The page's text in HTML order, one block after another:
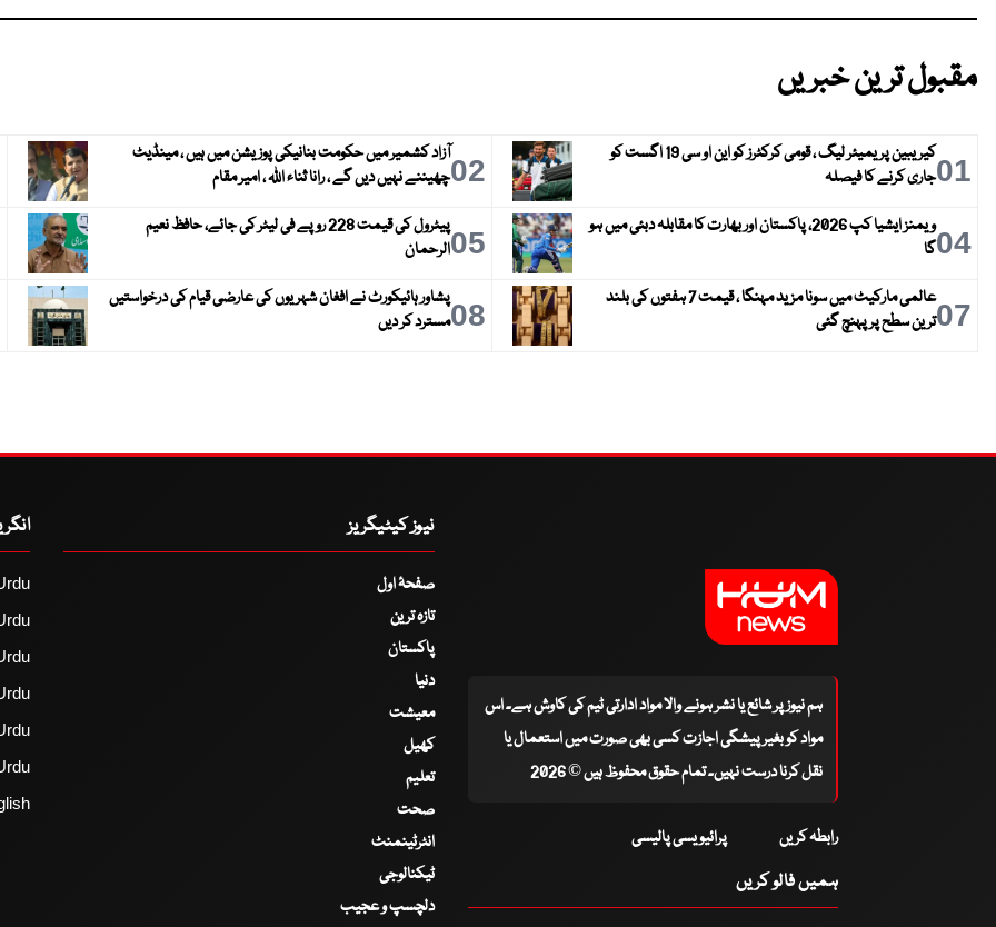
مقبول ترین خبریں
01
کیریبین پریمیئر لیگ ، قومی کرکٹرز کو این او سی 19 اگست کو
جاری کرنے کا فیصلہ
02آزاد کشمیر میں حکومت بنانیکی پوزیشن میں ہیں ، مینڈیٹ
چھیننے نہیں دیں گے ، رانا ثناء اللہ ، امیر مقام
04
ویمنز ایشیا کپ 2026، پاکستان اور بھارت کا مقابلہ دبئی میں ہو
گا
05
پیٹرول کی قیمت 228 روپے فی لیٹر کی جائے، حافظ نعیم
الرحمان
07
عالمی مارکیٹ میں سونا مزید مہنگا ، قیمت 7 ہفتوں کی بلند
ترین سطح پر پہنچ گئی
08پشاور ہائیکورٹ نے افغان شہریوں کی عارضی قیام کی درخواستیں
مسترد کر دیں
ہم نیوز پر شائع یا نشر ہونے والا مواد ادارتی ٹیم کی کاوش ہے۔ اس
مواد کو بغیر پیشگی اجازت کسی بھی صورت میں استعمال یا
نقل کرنا درست نہیں۔ تمام حقوق محفوظ ہیں © 2026
رابطہ کریں پرائیویسی پالیسی
ہمیں فالو کریں
نیوز کیٹیگریز
صفحۂ اول
تازہ ترین
پاکستان
دنیا
معیشت
کھیل
تعلیم
صحت
انٹرٹینمنٹ
ٹیکنالوجی
دلچسپ و عجیب